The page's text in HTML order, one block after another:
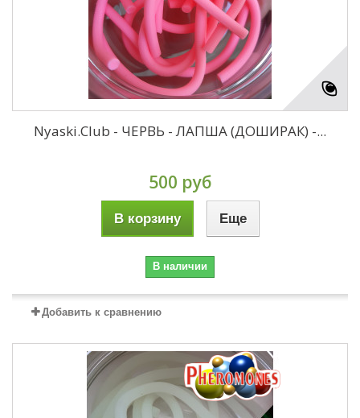
Nyaski.Club - ЧЕРВЬ - ЛАПША (ДОШИРАК) -...
500 руб
В корзину Еще
В наличии
Добавить к сравнению